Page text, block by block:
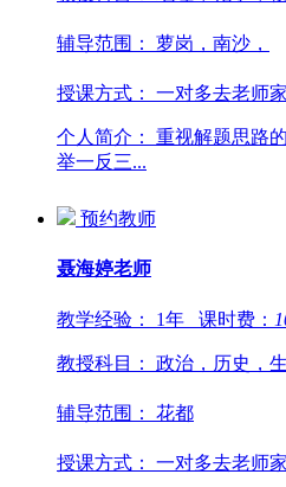
辅导范围： 萝岗，南沙，
授课方式： 一对多去老师家
个人简介：
重视解题思路
举一反三...
预约教师
聂海婷老师
教学经验： 1年 课时费：
教授科目： 政治，历史，
辅导范围： 花都
授课方式： 一对多去老师家